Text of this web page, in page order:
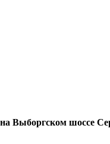
Выборгском шоссе